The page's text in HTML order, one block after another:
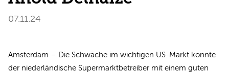
07.11.24
Amsterdam – Die Schwäche im wichtigen US-Markt konnte
der niederländische Supermarktbetreiber mit einem guten